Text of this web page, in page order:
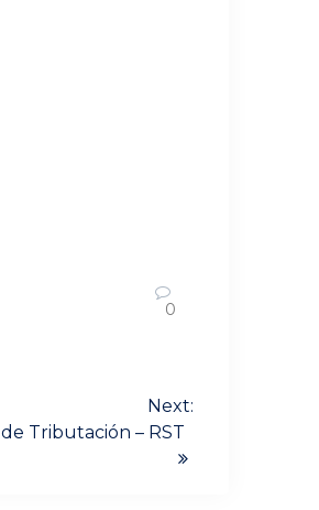
0
Next:
Tributación – RST